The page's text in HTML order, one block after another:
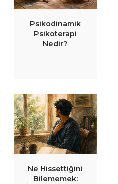
Psikodinamik
Psikoterapi
Nedir?
Ne Hissettiğini
Bilememek: